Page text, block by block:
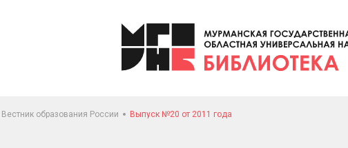
Вестник образования России Выпуск №20 от 2011 года